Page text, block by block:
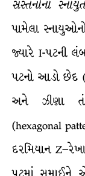
સસ્તનોના
પામેલા
જ્યારે I-પટની
પટનો આડો છેદ
અને ઝીણા
(hexagonal
દરમિયાન